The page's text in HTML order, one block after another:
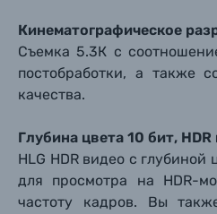
Кинематографическое
Съемка 5.3К с
постобработки, а также
качества.
Глубина цвета 10 бит, HDR
HLG HDR видео с
для просмотра на HDR-
частоту кадров. Вы